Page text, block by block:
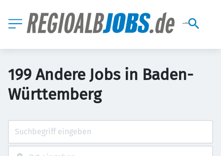
199 Andere Jobs in Baden-
Württemberg